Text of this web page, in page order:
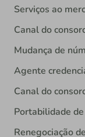
Serviços ao
Canal do
Mudança de
Agente
Canal do
Portabilidade
Renegociação